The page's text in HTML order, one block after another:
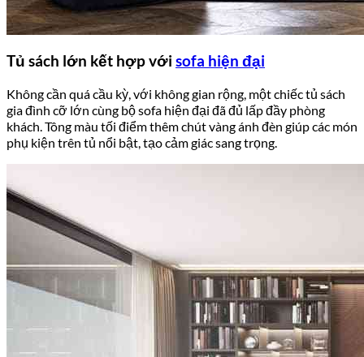
Tủ sách lớn kết hợp với sofa hiện đại
Không cần quá cầu kỳ, với không gian rộng, một chiếc tủ sách
gia đình cỡ lớn cùng bộ sofa hiện đại đã đủ lấp đầy phòng
khách. Tông màu tối điểm thêm chút vàng ánh đèn giúp các món
phụ kiện trên tủ nổi bật, tạo cảm giác sang trọng.